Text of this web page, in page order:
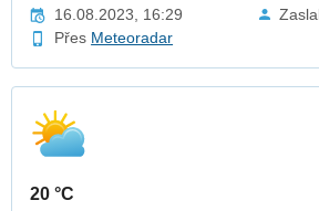
16.08.2023, 16:29
Přes Meteoradar
20 °C